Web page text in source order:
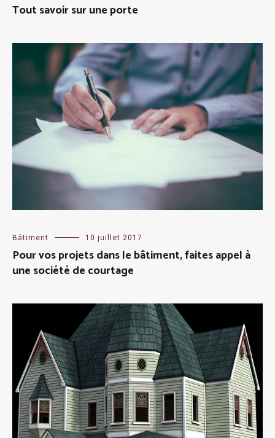
Tout savoir sur une porte
Bâtiment 10 juillet 2017
Pour vos projets dans le bâtiment, faites appel à
une société de courtage